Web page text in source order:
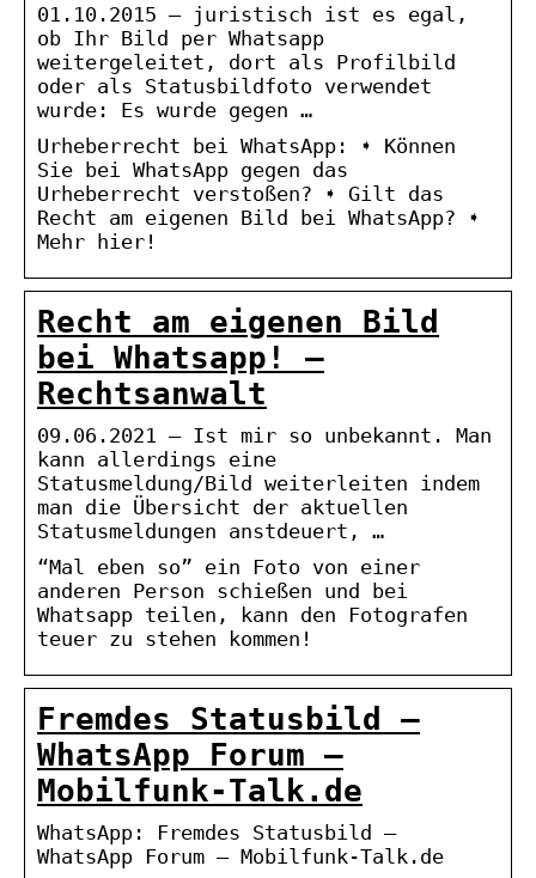
01.10.2015 — juristisch ist es egal,
ob Ihr Bild per Whatsapp
weitergeleitet, dort als Profilbild
oder als Statusbildfoto verwendet
wurde: Es wurde gegen …
Urheberrecht bei WhatsApp: ➧ Können
Sie bei WhatsApp gegen das
Urheberrecht verstoßen? ➧ Gilt das
Recht am eigenen Bild bei WhatsApp? ➧
Mehr hier!
Recht am eigenen Bild
bei Whatsapp! –
Rechtsanwalt
09.06.2021 — Ist mir so unbekannt. Man
kann allerdings eine
Statusmeldung/Bild weiterleiten indem
man die Übersicht der aktuellen
Statusmeldungen anstdeuert, …
“Mal eben so” ein Foto von einer
anderen Person schießen und bei
Whatsapp teilen, kann den Fotografen
teuer zu stehen kommen!
Fremdes Statusbild –
WhatsApp Forum –
Mobilfunk-Talk.de
WhatsApp: Fremdes Statusbild –
WhatsApp Forum – Mobilfunk-Talk.de